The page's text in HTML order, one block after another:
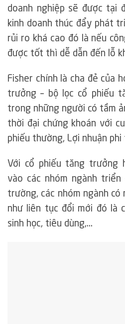
doanh nghiệp sẽ được tại
kinh doanh thúc đẩy phát
rủi ro khá cao đó là nếu
được tốt thì dễ dẫn đến lỗ
Fisher chính là cha đẻ của
trưởng – bộ lọc cổ phiếu
trong những người có tầm
thời đại chứng khoán với
phiếu thường, Lợi nhuận phi
Với cổ phiếu tăng trưởng
vào các nhóm ngành
trường, các nhóm ngành có
như liên tục đổi mới đó là
sinh học, tiêu dùng,…